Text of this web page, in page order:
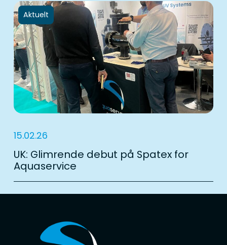
Aktuelt
15.02.26
UK: Glimrende debut på Spatex for
Aquaservice